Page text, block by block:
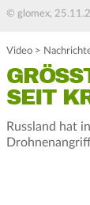
© glomex,
Video >
EIT
Russland hat